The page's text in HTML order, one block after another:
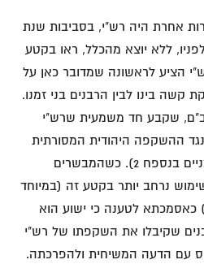
אחרת היה רש"י, בסביבות שנת
לפניו, ללא יוצא מהכלל, ראו בקטע
הציע לראשונה שמדובר כאן על
קשה בינו לבין הרבנים בני זמנו.
שקבע חד משמעית שרש"י
ההשקפה היהודית המסורתית
(ראה דיון על המקורות הרבניים בנספח 2). כשהמבשרים
נרחב יותר בקטע זה (במיוחד
ה-19 ואילך) כאסמכתא לטענה כי ישוע הוא
שקיבלו את השקפתו של רש"י
עם הדעה המשיחית ולהפרכתה.